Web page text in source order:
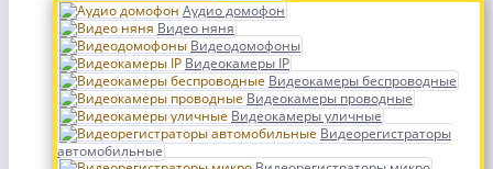
Аудио домофон
Видео няня
Видеодомофоны
Видеокамеры IP
Видеокамеры беспроводные
Видеокамеры проводные
Видеокамеры уличные
Видеорегистраторы
автомобильные